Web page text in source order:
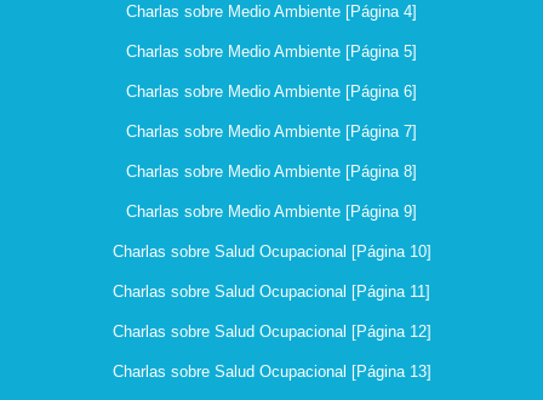
Charlas sobre Medio Ambiente [Página 4]
Charlas sobre Medio Ambiente [Página 5]
Charlas sobre Medio Ambiente [Página 6]
Charlas sobre Medio Ambiente [Página 7]
Charlas sobre Medio Ambiente [Página 8]
Charlas sobre Medio Ambiente [Página 9]
Charlas sobre Salud Ocupacional [Página 10]
Charlas sobre Salud Ocupacional [Página 11]
Charlas sobre Salud Ocupacional [Página 12]
Charlas sobre Salud Ocupacional [Página 13]